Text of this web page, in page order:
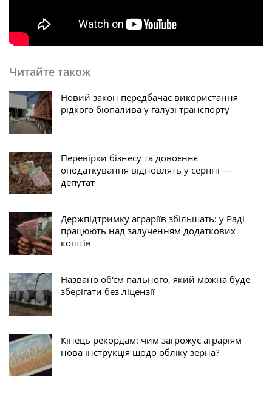
Читайте також
Новий закон передбачає використання
рідкого біопалива у галузі транспорту
Перевірки бізнесу та довоєннє
оподаткування відновлять у серпні —
депутат
Держпідтримку аграріїв збільшать: у Раді
працюють над залученням додаткових
коштів
Названо об'єм пального, який можна буде
зберігати без ліцензії
Кінець рекордам: чим загрожує аграріям
нова інструкція щодо обліку зерна?